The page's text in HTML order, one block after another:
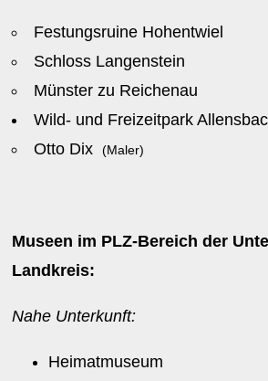
Festungsruine Hohentwiel
Schloss Langenstein
Münster zu Reichenau
Wild- und Freizeitpark
Otto Dix(Maler)
Museen im PLZ-Bereich der
Landkreis:
Nahe Unterkunft:
Heimatmuseum